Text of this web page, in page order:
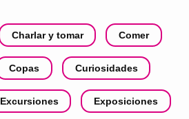
Charlar y tomar Comer
Copas Curiosidades
Excursiones Exposiciones